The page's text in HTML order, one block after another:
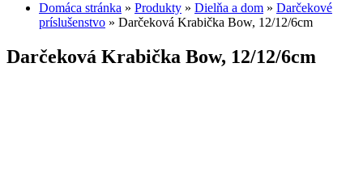
Domáca stránka » Produkty » Dielňa a dom » Darčekové
príslušenstvo » Darčeková Krabička Bow, 12/12/6cm
Darčeková Krabička Bow, 12/12/6cm